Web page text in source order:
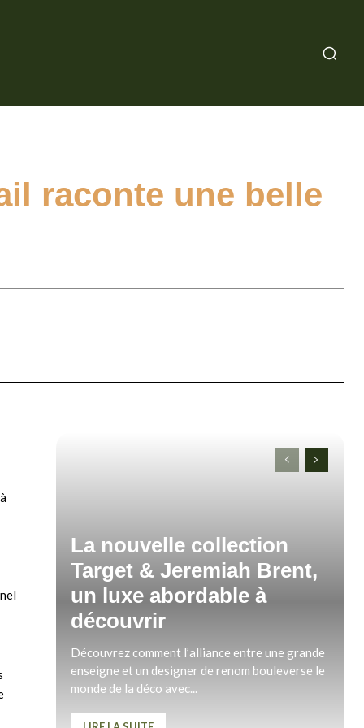
raconte une belle
La nouvelle collection
Target & Jeremiah Brent,
un luxe abordable à
découvrir
Découvrez comment l’alliance entre une grande
enseigne et un designer de renom bouleverse le
monde de la déco avec...